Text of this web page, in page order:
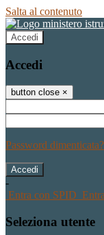
Salta al contenuto
Accedi
Accedi
button close ×
Password dimenticata?
-
Entra con SPID
Seleziona utente